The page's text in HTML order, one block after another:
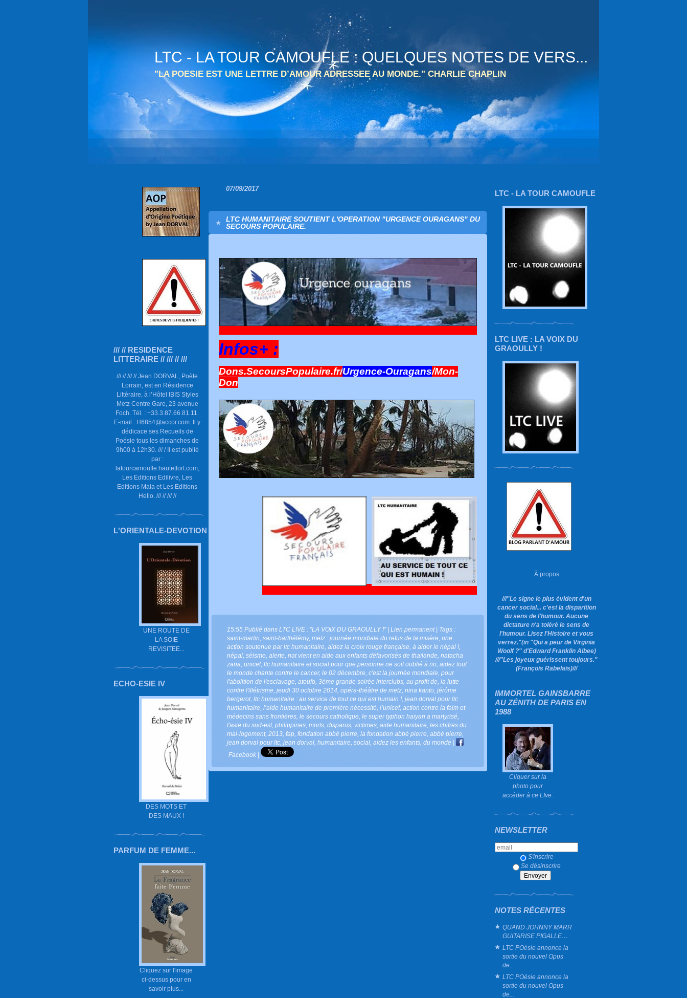
LTC - LA TOUR CAMOUFLE : QUELQUES NOTES DE VERS...
"LA POESIE EST UNE LETTRE D’AMOUR ADRESSEE AU MONDE." CHARLIE CHAPLIN
/// // RESIDENCE
LITTERAIRE // /// // ///
/// // /// // Jean DORVAL, Poète
Lorrain, est en Résidence
Littéraire, à l’Hôtel IBIS Styles
Metz Centre Gare, 23 avenue
Foch. Tél. : +33.3.87.66.81.11.
E-mail : H6854@accor.com. Il y
dédicace ses Recueils de
Poésie tous les dimanches de
9h00 à 12h30. /// / Il est publié
par :
latourcamoufle.hautetfort.com,
Les Editions Edilivre, Les
Editions Maia et Les Editions
Hello. /// // /// //
L'ORIENTALE-DEVOTION
UNE ROUTE DE
LA SOIE
REVISITEE...
ECHO-ESIE IV
DES MOTS ET
DES MAUX !
PARFUM DE FEMME...
Cliquez sur l'image
ci-dessus pour en
savoir plus...
LTC - LA TOUR CAMOUFLE
LTC LIVE : LA VOIX DU
GRAOULLY !
À propos
///"Le signe le plus évident d'un
cancer social... c'est la disparition
du sens de l'humour. Aucune
dictature n'a toléré le sens de
l'humour. Lisez l'Histoire et vous
verrez."(in "Qui a peur de Virginia
Woolf ?"d'Edward Franklin Albee)
///"Les joyeux guérissent toujours."
(François Rabelais)///
IMMORTEL GAINSBARRE
AU ZÉNITH DE PARIS EN
1988
Cliquer sur la
photo pour
accéder à ce LIve.
NEWSLETTER
S'inscrire
Se désinscrire
NOTES RÉCENTES
QUAND JOHNNY MARR
GUITARISE PIGALLE…
LTC POésie annonce la
sortie du nouvel Opus
de...
LTC POésie annonce la
sortie du nouvel Opus
de...
07/09/2017
LTC HUMANITAIRE SOUTIENT L'OPERATION "URGENCE OURAGANS" DU
SECOURS POPULAIRE.
Infos+ :
Dons.SecoursPopulaire.fr/Urgence-Ouragans/Mon-
Don
15:55 Publié dans LTC LIVE : "LA VOIX DU GRAOULLY !"| Lien permanent| Tags :
saint-martin saint-barthélémy, metz : journée mondiale du refus de la misère une
action soutenue par ltc humanitaire aidez la croix rouge française à aider le népal !
népal séisme alerte nat vient en aide aux enfants défavorisés de thaïlande natacha
zana unicef, ltc humanitaire et social pour que personne ne soit oublié à no aidez tout
le monde chante contre le cancer, le 02 décembre c'est la journée mondiale pour
l'abolition de l'esclavage atoufo 3ème grande soirée interclubs au profit de la lutte
contre l'illétrisme jeudi 30 octobre 2014 opéra-théâtre de metz nina kanto jérôme
bergerot, ltc humanitaire : au service de tout ce qui est humain ! jean dorval pour ltc
humanitaire l’aide humanitaire de première nécessité l’unicef, action contre la faim et
médecins sans frontières le secours catholique le super typhon haiyan a martyrisé
l'asie du sud-est, philippines morts disparus victimes aide humanitaire les chifres du
mal-logement, 2013 fap fondation abbé pierre la fondation abbé pierre abbé pierre
jean dorval pour ltc jean dorval humanitaire social aidez les enfants du monde |
Facebook |